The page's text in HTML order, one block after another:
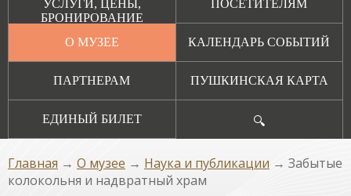
УСЛУГИ, ЦЕНЫ,
БРОНИРОВАНИЕ
ПОСЕТИТЕЛЯМ
О МУЗЕЕ КАЛЕНДАРЬ СОБЫТИЙ
ПАРТНЕРАМ ПУШКИНСКАЯ КАРТА
ЕДИНЫЙ БИЛЕТ 🔍
Главная → О музее → Наука и публикации → Забытые
колокольня и надвратный храм